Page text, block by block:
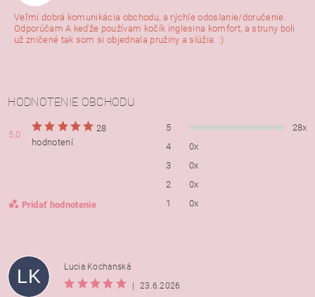
Veľmi dobrá komunikácia obchodu, a rýchle odoslanie/doručenie.
Odporúčam A keďže používam kočík inglesina komfort, a struny boli
už zničené tak som si objednala pružiny a slúžia. :)
HODNOTENIE OBCHODU
5,0
28
hodnotení
Pridať hodnotenie
5
28x
4
0x
3
0x
2
0x
1
0x
LK
Lucia Kochanská
|
23.6.2026